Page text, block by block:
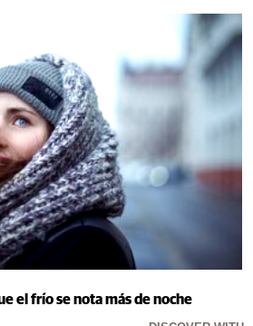
el frío se nota más de noche